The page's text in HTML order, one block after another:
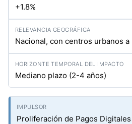
+1.8%
Nacional, con centros urbanos a
Mediano plazo (2-4 años)
Proliferación de Pagos